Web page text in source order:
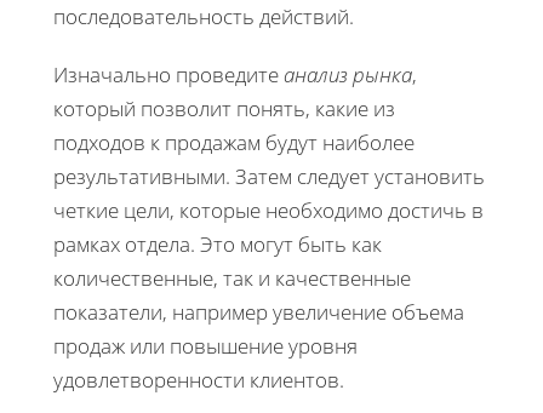
последовательность действий.
Изначально проведите анализ рынка,
который позволит понять, какие из
подходов к продажам будут наиболее
результативными. Затем следует установить
четкие цели, которые необходимо достичь в
рамках отдела. Это могут быть как
количественные, так и качественные
показатели, например увеличение объема
продаж или повышение уровня
удовлетворенности клиентов.